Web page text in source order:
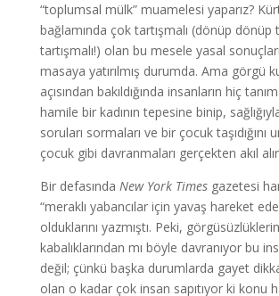
“toplumsal mülk” muamelesi yaparız?
bağlamında çok tartışmalı (dönüp dönüp
tartışmalı!) olan bu mesele yasal
masaya yatırılmış durumda. Ama görgü
açısından bakıldığında insanların hiç
hamile bir kadının tepesine binip,
soruları sormaları ve bir çocuk taşıdığını
çocuk gibi davranmaları gerçekten akıl
Bir defasında New York Timesgazetesi
“meraklı yabancılar için yavaş hareket
olduklarını yazmıştı. Peki,
kabalıklarından mı böyle davranıyor bu
değil; çünkü başka durumlarda gayet
olan o kadar çok insan sapıtıyor ki konu